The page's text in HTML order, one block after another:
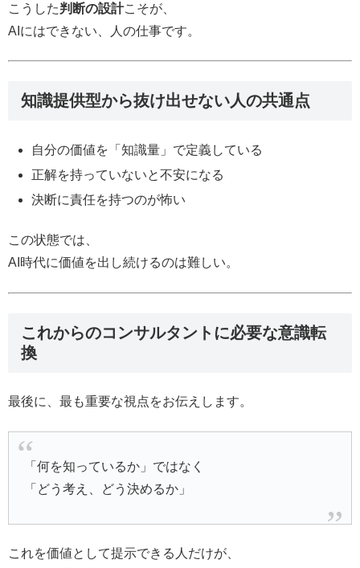
こうした判断の設計こそが、
AIにはできない、人の仕事です。
知識提供型から抜け出せない人の共通点
自分の価値を「知識量」で定義している
正解を持っていないと不安になる
決断に責任を持つのが怖い
この状態では、
AI時代に価値を出し続けるのは難しい。
これからのコンサルタントに必要な意識転
換
最後に、最も重要な視点をお伝えします。
「何を知っているか」ではなく
「どう考え、どう決めるか」
これを価値として提示できる人だけが、